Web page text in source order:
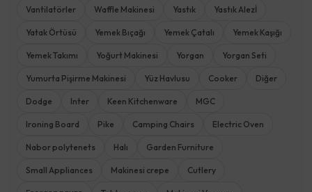
Vantilatörler Waffle Makinesi Yastık Yastık Alezİ
Yatak Örtüsü Yemek Bıçağı Yemek Çatalı Yemek Kaşığı
Yemek Takımı Yoğurt Makinesi Yorgan Yorgan Seti
Yumurta Pişirme Makinesi Yüz Havlusu Cooker Diğer
Dodge Inter Keen Kitchenware MGC
Ironing Board Pike Camping Chairs Electric Oven
Nabor polytenets Halı Garden Furniture
Small Appliances Makinesi crepe Cutlery